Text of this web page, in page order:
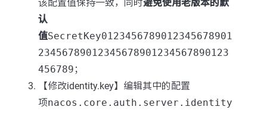
该配置值保持一致，同时避免使用老版本的默
认
值SecretKey0123456789012345678901
23456789012345678901234567890123
456789 ；
【修改identity.key】编辑其中的配置
项nacos.core.auth.server.identity